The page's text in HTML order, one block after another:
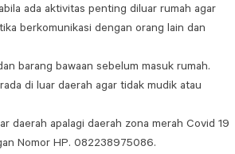
ada aktivitas penting diluar rumah agar
berkomunikasi dengan orang lain dan
barang bawaan sebelum masuk rumah.
di luar daerah agar tidak mudik atau
daerah apalagi daerah zona merah Covid 19
Nomor HP. 082238975086.